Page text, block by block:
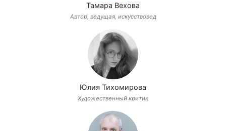
Тамара Вехова
Автор, ведущая, искусствовед
Юлия Тихомирова
Художественный критик